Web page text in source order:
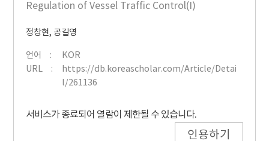
Regulation of Vessel Traffic Control(I)
정창현, 공길영
언어
KOR
URL
https://db.koreascholar.com/Article/Detai
l/261136
서비스가 종료되어 열람이 제한될 수 있습니다.
인용하기